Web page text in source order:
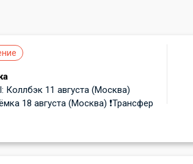
11 августа (Москва)
18 августа (Москва) ❗️Трансфер